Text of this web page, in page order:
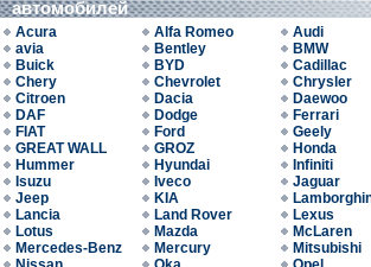
автомобилей
Acura Alfa Romeo
Audi
avia
Bentley
BMW
Buick
BYD
Cadillac
Chery
Chevrolet
Chrysler
Citroen
Dacia
Daewoo
DAF
Dodge
Ferrari
FIAT
Ford
Geely
GREAT WALL
GROZ
Honda
Hummer
Hyundai
Infiniti
Isuzu
Iveco
Jaguar
Jeep
KIA
Lancia
Land Rover
Lexus
Lotus
Mazda
McLaren
Mercedes-Benz
Mercury
Mitsubishi